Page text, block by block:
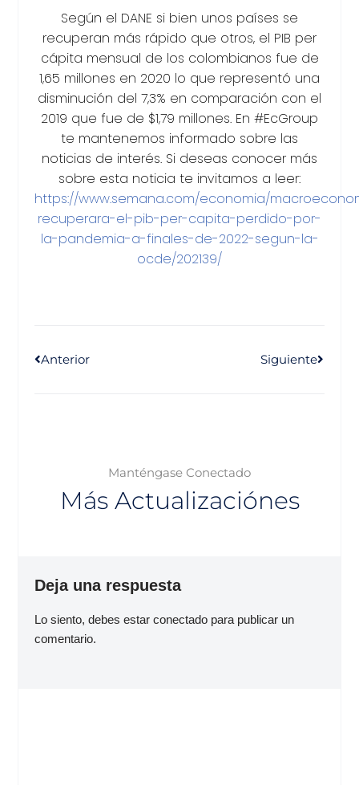
Según el DANE si bien unos países se
recuperan más rápido que otros, el PIB per
cápita mensual de los colombianos fue de
1,65 millones en 2020 lo que representó una
disminución del 7,3% en comparación con el
2019 que fue de $1,79 millones. En #EcGroup
te mantenemos informado sobre las
noticias de interés. Si deseas conocer más
sobre esta noticia te invitamos a leer:
https://www.semana.com/economia/
recuperara-el-pib-per-capita-perdido-por-
la-pandemia-a-finales-de-2022-segun-la-
ocde/202139/
Anterior Siguiente
Manténgase Conectado
Más Actualizaciónes
Deja una respuesta
Lo siento, debes estarconectado para publicar un
comentario.